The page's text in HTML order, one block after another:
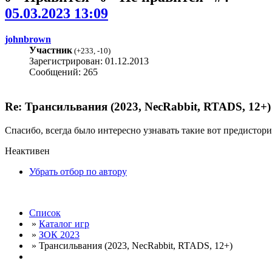
05.03.2023 13:09
johnbrown
Участник(+233, -10)
Зарегистрирован: 01.12.2013
Сообщений: 265
Re: Трансильвания (2023, NecRabbit, RTADS, 12+)
Спасибо, всегда было интересно узнавать такие вот
Неактивен
Убрать отбор по автору
Список
» Каталог игр
» ЗОК 2023
» Трансильвания (2023, NecRabbit, RTADS, 12+)